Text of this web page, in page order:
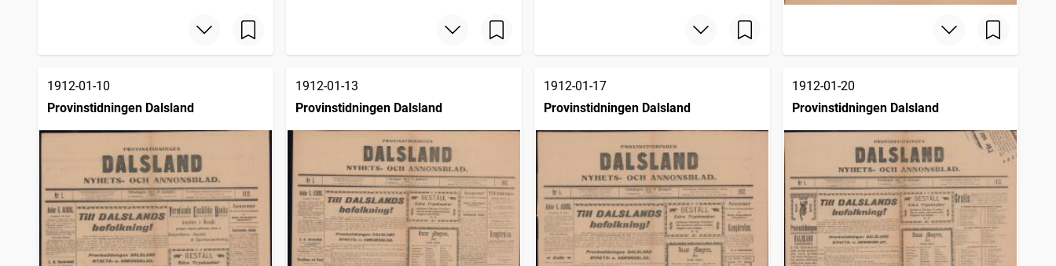
1912-01-10
Provinstidningen Dalsland
1912-01-13
Provinstidningen Dalsland
1912-01-17
Provinstidningen Dalsland
1912-01-20
Provinstidningen Dalsland